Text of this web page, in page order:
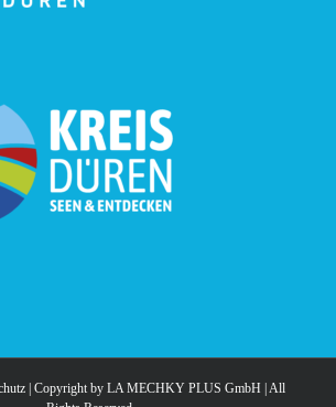
| Copyright by LA MECHKY PLUS GmbH | All